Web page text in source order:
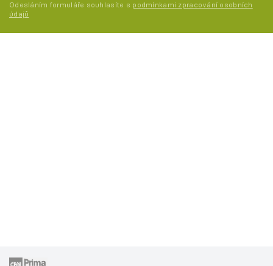
Odesláním formuláře souhlasíte s podmínkami zpracování osobních
údajů